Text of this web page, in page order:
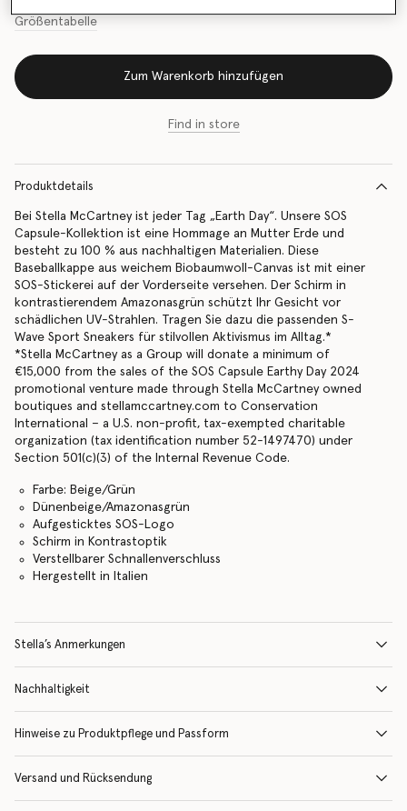
Größentabelle
Zum Warenkorb hinzufügen
Find in store
Produktdetails
Bei Stella McCartney ist jeder Tag „Earth Day“. Unsere SOS
Capsule-Kollektion ist eine Hommage an Mutter Erde und
besteht zu 100 % aus nachhaltigen Materialien. Diese
Baseballkappe aus weichem Biobaumwoll-Canvas ist mit einer
SOS-Stickerei auf der Vorderseite versehen. Der Schirm in
kontrastierendem Amazonasgrün schützt Ihr Gesicht vor
schädlichen UV-Strahlen. Tragen Sie dazu die passenden S-
Wave Sport Sneakers für stilvollen Aktivismus im Alltag.*
*Stella McCartney as a Group will donate a minimum of
€15,000 from the sales of the SOS Capsule Earthy Day 2024
promotional venture made through Stella McCartney owned
boutiques and stellamccartney.com to Conservation
International – a U.S. non-profit, tax-exempted charitable
organization (tax identification number 52-1497470) under
Section 501(c)(3) of the Internal Revenue Code.
Farbe: Beige/Grün
Dünenbeige/Amazonasgrün
Aufgesticktes SOS-Logo
Schirm in Kontrastoptik
Verstellbarer Schnallenverschluss
Hergestellt in Italien
Stella’s Anmerkungen
Nachhaltigkeit
Hinweise zu Produktpflege und Passform
Versand und Rücksendung